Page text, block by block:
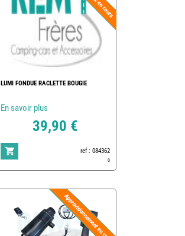
LUMI FONDUE RACLETTE BOUGIE
En savoir plus
39,90 €
ref : 084362
0